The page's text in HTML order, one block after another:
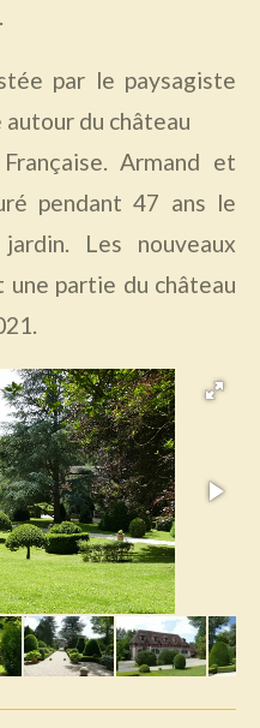
par le paysagiste
du château
Armand et
pendant 47 ans le
Les nouveaux
partie du château